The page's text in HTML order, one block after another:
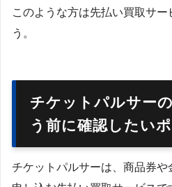
このような方は先払い買取サー
う。
チケットパルサー
う前に確認したい
チケットパルサーは、商品券や